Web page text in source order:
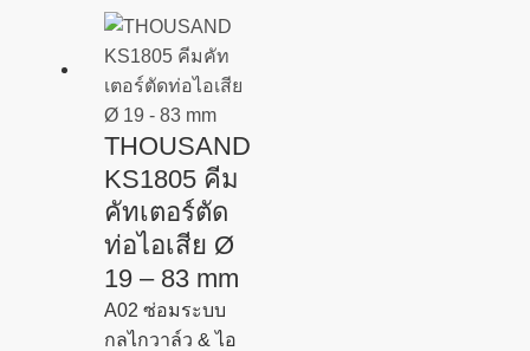
THOUSAND
KS1805 คีม
คัทเตอร์ตัด
ท่อไอเสีย Ø
19 – 83 mm
A02 ซ่อมระบบ
กลไกวาล์ว & ไอ